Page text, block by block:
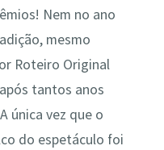
Nem no ano
mesmo
Roteiro Original
tantos anos
única vez que o
do espetáculo foi